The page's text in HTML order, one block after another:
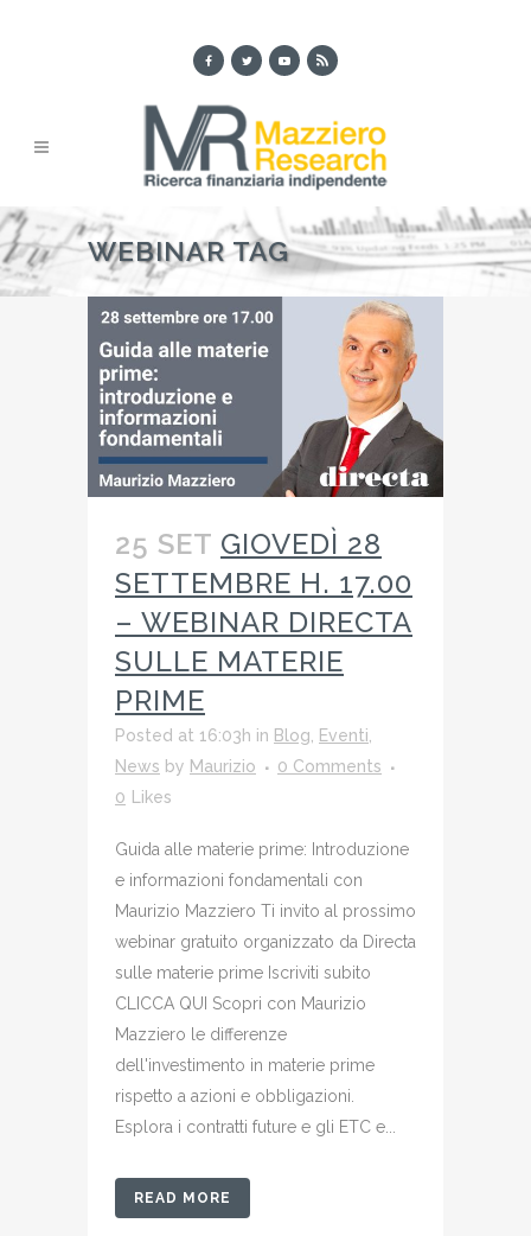
WEBINAR TAG
25 SET GIOVEDÌ 28
SETTEMBRE H. 17.00
– WEBINAR DIRECTA
SULLE MATERIE
PRIME
Posted at 16:03h in Blog Eventi
News by Maurizio
0 Comments
0
Likes
Guida alle materie prime: Introduzione
e informazioni fondamentali con
Maurizio Mazziero Ti invito al prossimo
webinar gratuito organizzato da Directa
sulle materie prime Iscriviti subito
CLICCA QUI Scopri con Maurizio
Mazziero le differenze
dell'investimento in materie prime
rispetto a azioni e obbligazioni.
Esplora i contratti future e gli ETC e...
READ MORE